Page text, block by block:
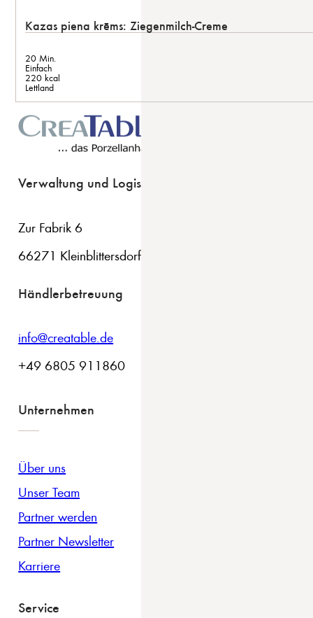
Kazas piena krēms: Ziegenmilch-Creme
20 Min.
Einfach
220 kcal
Lettland
Verwaltung und Logistik
Zur Fabrik 6
66271 Kleinblittersdorf
Händlerbetreuung
info@creatable.de
+49 6805 911860
Unternehmen
Über uns
Unser Team
Partner werden
Partner Newsletter
Karriere
Service